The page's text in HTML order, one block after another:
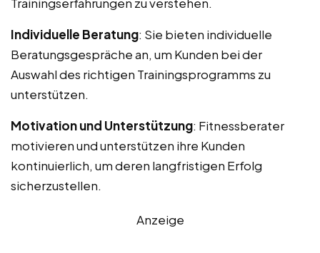
Individuelle Beratung: Sie bieten individuelle
Beratungsgespräche an, um Kunden bei der
Auswahl des richtigen Trainingsprogramms zu
unterstützen.
Motivation und Unterstützung: Fitnessberater
motivieren und unterstützen ihre Kunden
kontinuierlich, um deren langfristigen Erfolg
sicherzustellen.
Anzeige